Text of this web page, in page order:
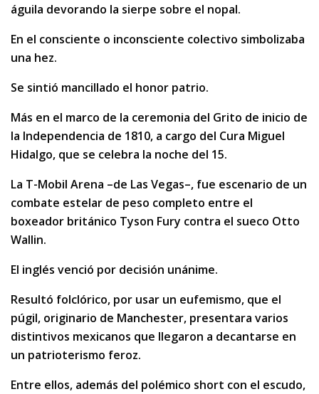
águila devorando la sierpe sobre el nopal.
En el consciente o inconsciente colectivo simbolizaba
una hez.
Se sintió mancillado el honor patrio.
Más en el marco de la ceremonia del Grito de inicio de
la Independencia de 1810, a cargo del Cura Miguel
Hidalgo, que se celebra la noche del 15.
La T-Mobil Arena –de Las Vegas–, fue escenario de un
combate estelar de peso completo entre el
boxeador británico Tyson Fury contra el sueco Otto
Wallin.
El inglés venció por decisión unánime.
Resultó folclórico, por usar un eufemismo, que el
púgil, originario de Manchester, presentara varios
distintivos mexicanos que llegaron a decantarse en
un patrioterismo feroz.
Entre ellos, además del polémico short con el escudo,